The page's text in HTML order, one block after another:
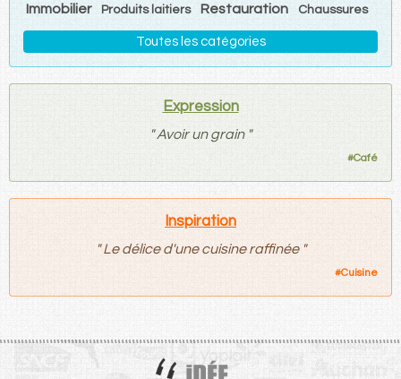
Immobilier Produits laitiers Restauration Chaussures
Toutes les catégories
Expression
" Avoir un grain "
#Café
Inspiration
" Le délice d'une cuisine raffinée "
#Cuisine